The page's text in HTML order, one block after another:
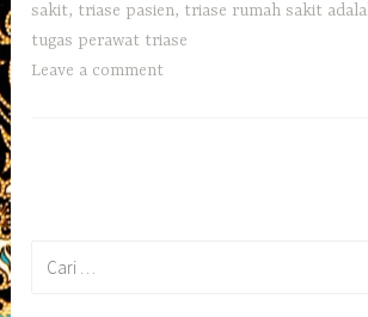
sakit, triase pasien, triase rumah sakit
tugas perawat triase
Leave a comment